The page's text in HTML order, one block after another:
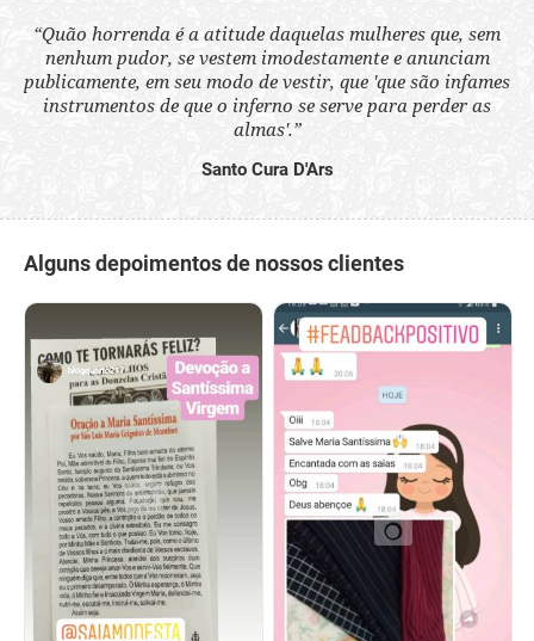
“Quão horrenda é a atitude daquelas mulheres que, sem
nenhum pudor, se vestem imodestamente e anunciam
publicamente, em seu modo de vestir, que 'que são infames
instrumentos de que o inferno se serve para perder as
almas'.”
Santo Cura D'Ars
Alguns depoimentos de nossos clientes